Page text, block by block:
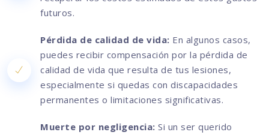
futuros.
Pérdida de calidad de vida: En algunos casos,
puedes recibir compensación por la pérdida de
calidad de vida que resulta de tus lesiones,
especialmente si quedas con discapacidades
permanentes o limitaciones significativas.
Muerte por negligencia: Si un ser querido